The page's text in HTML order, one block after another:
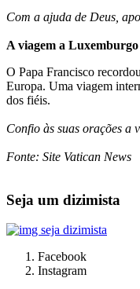
Com a ajuda de Deus,
A viagem a Luxemburgo
O Papa Francisco
Europa. Uma viagem
dos fiéis.
Confio às suas orações a
Fonte: Site Vatican News
Seja um dizimista
Facebook
Instagram